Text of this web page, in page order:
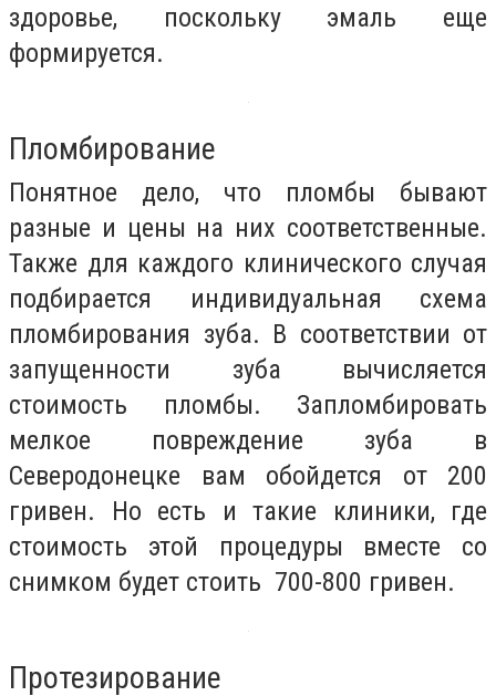
здоровье, поскольку эмаль еще
формируется.
Пломбирование
Понятное дело, что пломбы бывают
разные и цены на них соответственные.
Также для каждого клинического случая
подбирается индивидуальная схема
пломбирования зуба. В соответствии от
запущенности зуба вычисляется
стоимость пломбы. Запломбировать
мелкое повреждение зуба в
Северодонецке вам обойдется от 200
гривен. Но есть и такие клиники, где
стоимость этой процедуры вместе со
снимком будет стоить 700-800 гривен.
Протезирование